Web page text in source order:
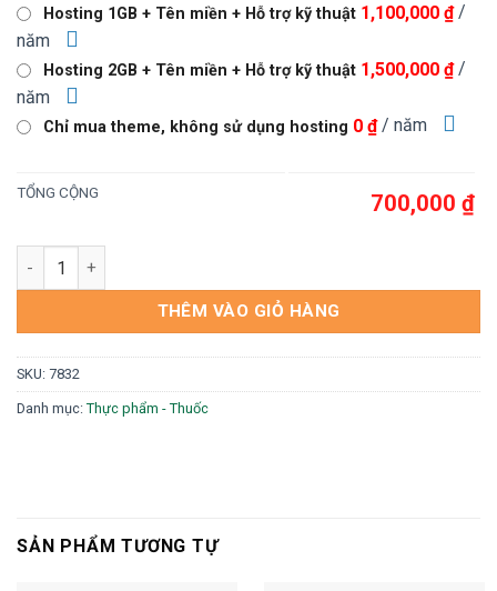
1,000,000 ₫.
là:
Hosting 1GB + Tên miền + Hỗ trợ kỹ thuật 1,100,000 ₫ /
năm
Hosting 2GB + Tên miền + Hỗ trợ kỹ thuật 1,500,000 ₫ /
năm
Chỉ mua theme, không sử dụng hosting 0 ₫ / năm
TỔNG CỘNG 700,000 ₫
Theme wordpress tinh bột nghệ 01 số lượng
THÊM VÀO GIỎ HÀNG
SKU: 7832
Danh mục: Thực phẩm - Thuốc
SẢN PHẨM TƯƠNG TỰ